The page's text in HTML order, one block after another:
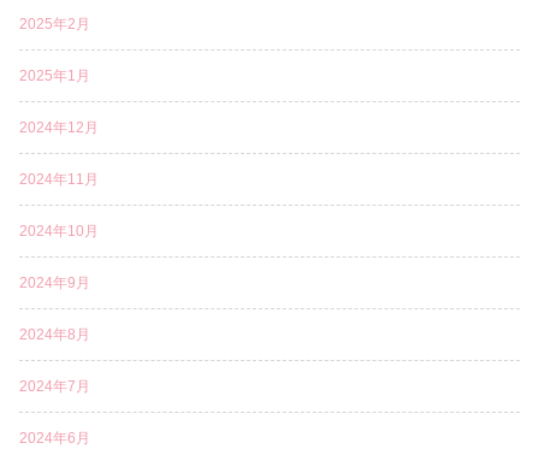
2025年2月
2025年1月
2024年12月
2024年11月
2024年10月
2024年9月
2024年8月
2024年7月
2024年6月